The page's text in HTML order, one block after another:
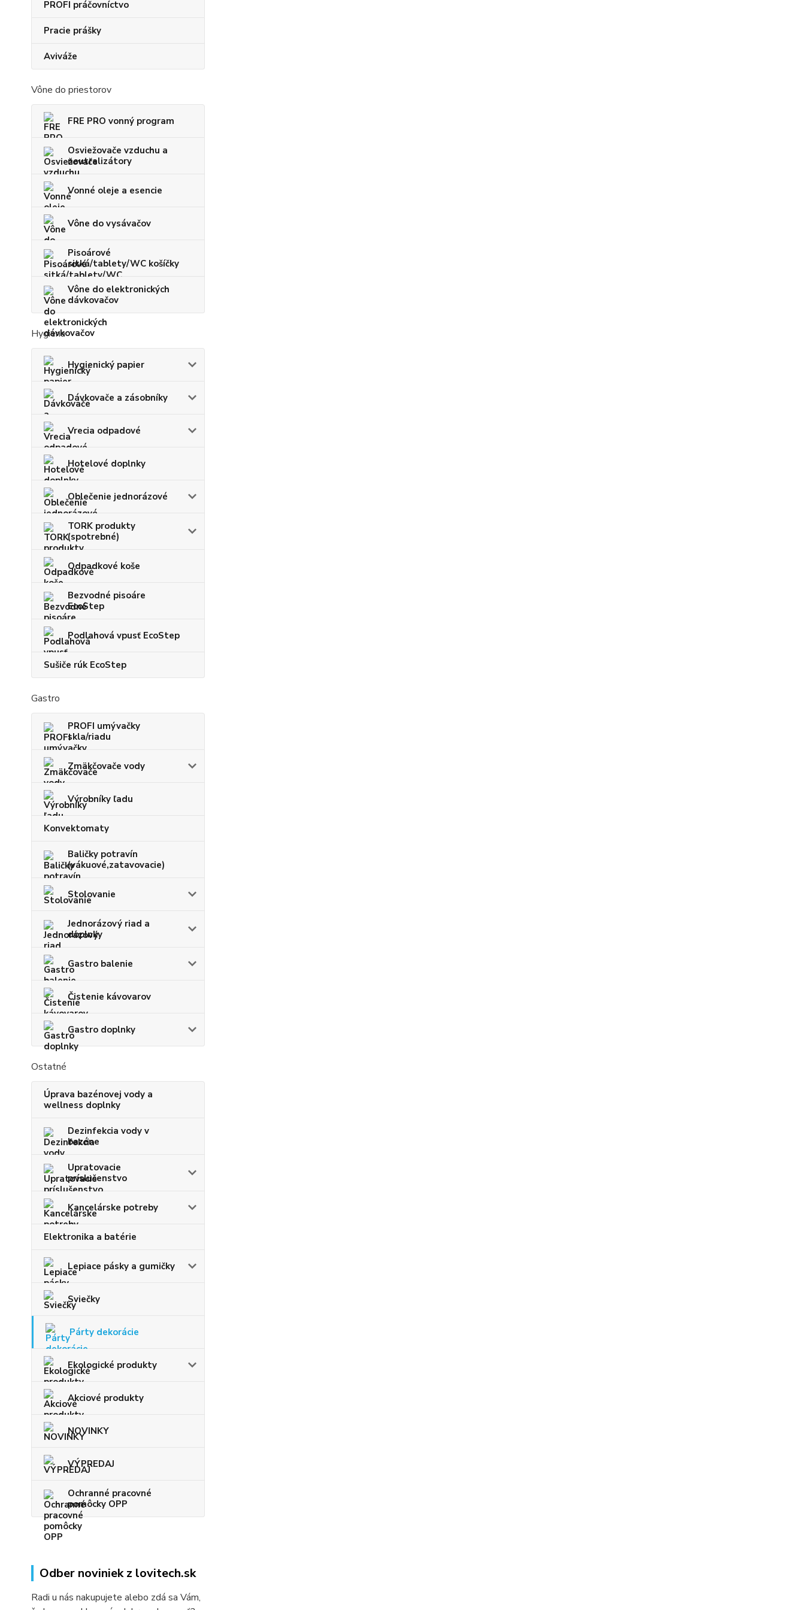
PROFI práčovníctvo
Pracie prášky
Aviváže
Vône do priestorov
FRE PRO vonný program
Osviežovače vzduchu a
neutralizátory
Vonné oleje a esencie
Vône do vysávačov
Pisoárové
sitká/tablety/WC košíčky
Vône do elektronických
dávkovačov
Hygiena
Hygienický papier
Dávkovače a zásobníky
Vrecia odpadové
Hotelové doplnky
Oblečenie jednorázové
TORK produkty
(spotrebné)
Odpadkové koše
Bezvodné pisoáre
EcoStep
Podlahová vpusť EcoStep
Sušiče rúk EcoStep
Gastro
PROFI umývačky
skla/riadu
Zmäkčovače vody
Výrobníky ľadu
Konvektomaty
Baličky potravín
(vákuové,zatavovacie)
Stolovanie
Jednorázový riad a
doplnky
Gastro balenie
Čistenie kávovarov
Gastro doplnky
Ostatné
Úprava bazénovej vody a
wellness doplnky
Dezinfekcia vody v
bazéne
Upratovacie
príslušenstvo
Kancelárske potreby
Elektronika a batérie
Lepiace pásky a gumičky
Sviečky
Párty dekorácie
Ekologické produkty
Akciové produkty
NOVINKY
VÝPREDAJ
Ochranné pracovné
pomôcky OPP
Odber noviniek z lovitech.sk
Radi u nás nakupujete alebo zdá sa Vám,